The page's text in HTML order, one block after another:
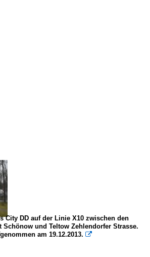
City DD auf der Linie X10 zwischen den
Schönow und Teltow Zehlendorfer Strasse.
am 19.12.2013. 